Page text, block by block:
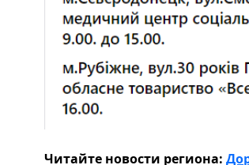
Читайте новости региона: